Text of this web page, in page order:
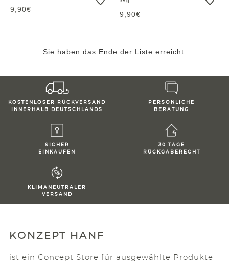
9,90€
9,90€
Sie haben das Ende der Liste erreicht.
KOSTENLOSER RÜCKVERSAND
INNERHALB DEUTSCHLANDS
PERSONLICHE
BERATUNG
SICHER
EINKAUFEN
30 TAGE
RÜCKGABERECHT
KLIMANEUTRALER
VERSAND
KONZEPT HANF
ist ein Concept Store für ausgewählte Produkte